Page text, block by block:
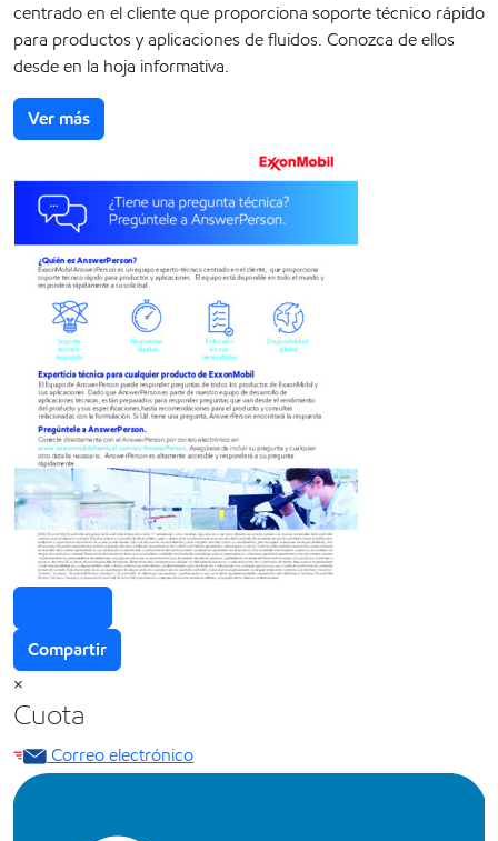
centrado en el cliente que proporciona soporte técnico rápido
para productos y aplicaciones de fluidos. Conozca de ellos
desde en la hoja informativa.
Ver más
Compartir
×
Cuota
Correo electrónico